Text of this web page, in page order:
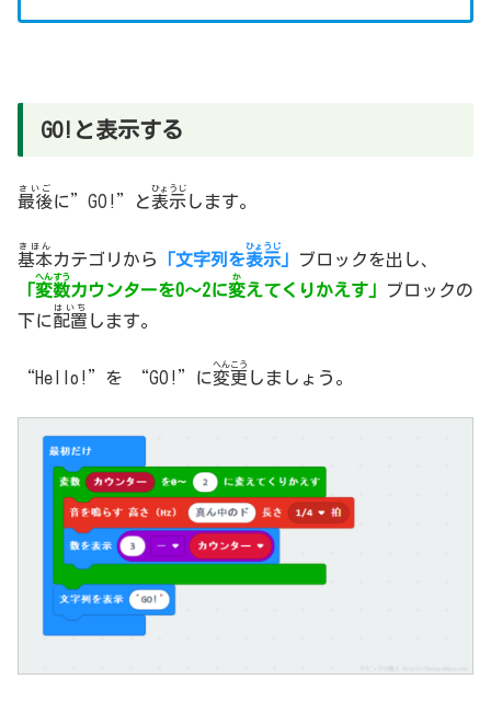
GO!と表示する
最後
さいご
に”GO!”と表示
ひょうじ
します。
基本
きほん
カテゴリから 「文字列を表示
ひょうじ
ブロックを出し、
「変数
へんすう
カウンターを0～2に変
か
えてくりかえす」
ブロックの
下に配置
はいち
します。
“Hello!”を “GO!”に変更
へんこう
しましょう。